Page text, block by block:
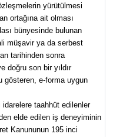
yürütülmesi
ortağına ait olması
bünyesinde bulunan
müşavir ya da serbest
tarihinden sonra
doğru son bir yıldır
gösteren, e-forma uygun
idarelere taahhüt edilenler
elde edilen iş deneyiminin
Kanununun 195 inci